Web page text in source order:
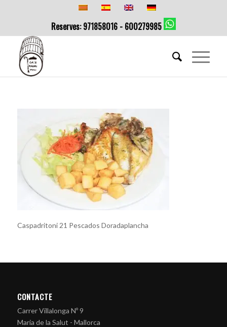
Reserves: 971858016 - 600279985
Caspadritoni 21 Pescados Doradaplancha
CONTACTE
Carrer Villalonga Nº 9
Maria de la Salut - Mallorca